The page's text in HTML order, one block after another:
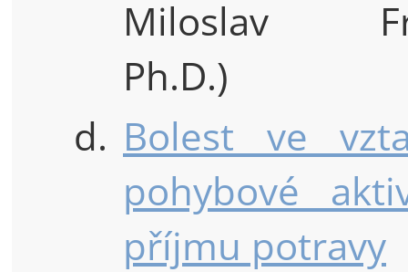
Miloslav
Ph.D.)
d. Bolest ve
pohybové
příjmu potravy